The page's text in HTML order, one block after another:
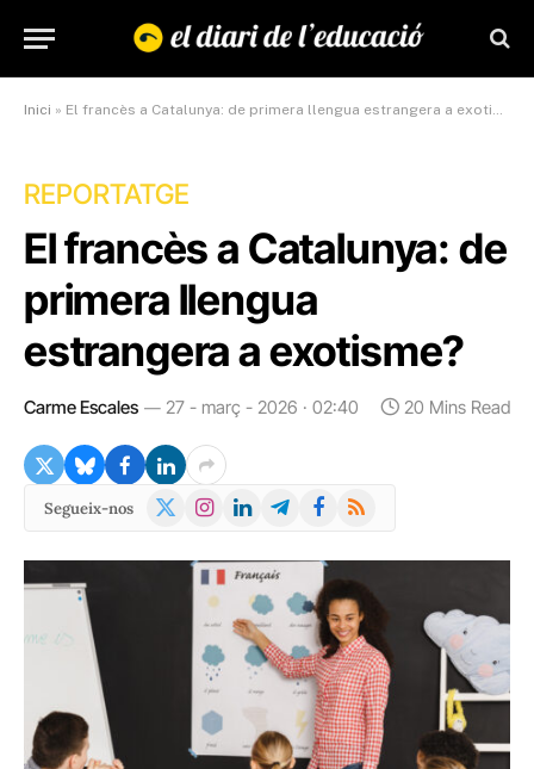
Inici » El francès a Catalunya: de primera llengua estrangera a exotisme?
REPORTATGE
El francès a Catalunya: de
primera llengua
estrangera a exotisme?
Carme Escales 27 - març - 2026 · 02:40 20 Mins Read
Segueix-nos
X
Instagram
LinkedInTelegramFacebook
RSS